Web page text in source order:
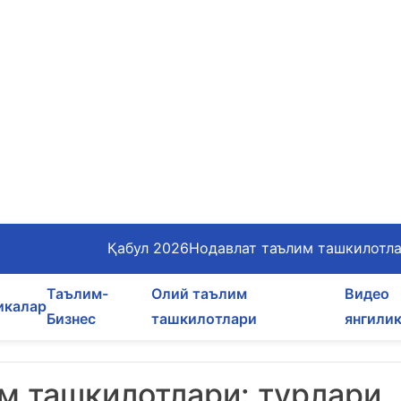
Қабул 2026Нодавлат таълим
Таълим-
Бизнес
Олий таълим
ташкилотлари
Видео